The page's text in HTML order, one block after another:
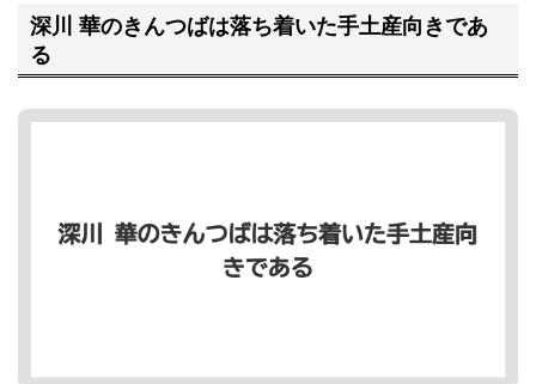
深川 華のきんつばは落ち着いた手土産向きであ
る